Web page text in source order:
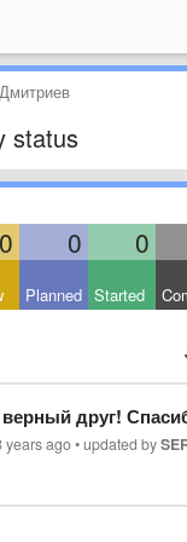
status
0 0 0
Planned Started
тебе за все. Пусть земля
years ago•updated by